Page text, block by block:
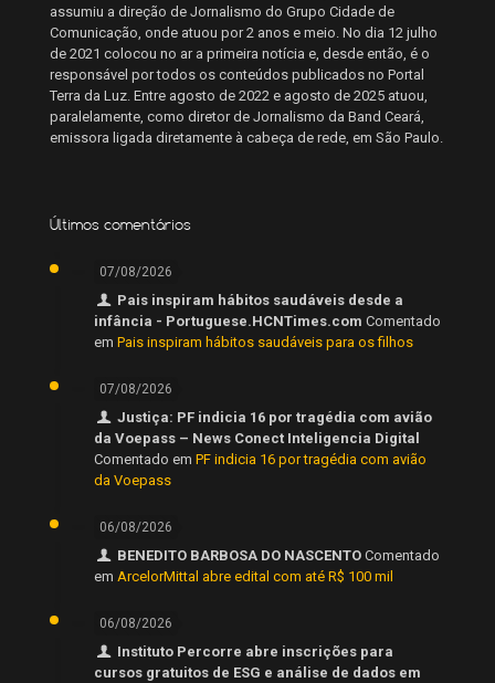
assumiu a direção de Jornalismo do Grupo Cidade de
Comunicação, onde atuou por 2 anos e meio. No dia 12 julho
de 2021 colocou no ar a primeira notícia e, desde então, é o
responsável por todos os conteúdos publicados no Portal
Terra da Luz. Entre agosto de 2022 e agosto de 2025 atuou,
paralelamente, como diretor de Jornalismo da Band Ceará,
emissora ligada diretamente à cabeça de rede, em São Paulo.
Últimos comentários
07/08/2026
Pais inspiram hábitos saudáveis desde a
infância - Portuguese.HCNTimes.com Comentado
em Pais inspiram hábitos saudáveis para os filhos
07/08/2026
Justiça: PF indicia 16 por tragédia com avião
da Voepass – News Conect Inteligencia Digital
Comentado em PF indicia 16 por tragédia com avião
da Voepass
06/08/2026
BENEDITO BARBOSA DO NASCENTO Comentado
em ArcelorMittal abre edital com até R$ 100 mil
06/08/2026
Instituto Percorre abre inscrições para
cursos gratuitos de ESG e análise de dados em